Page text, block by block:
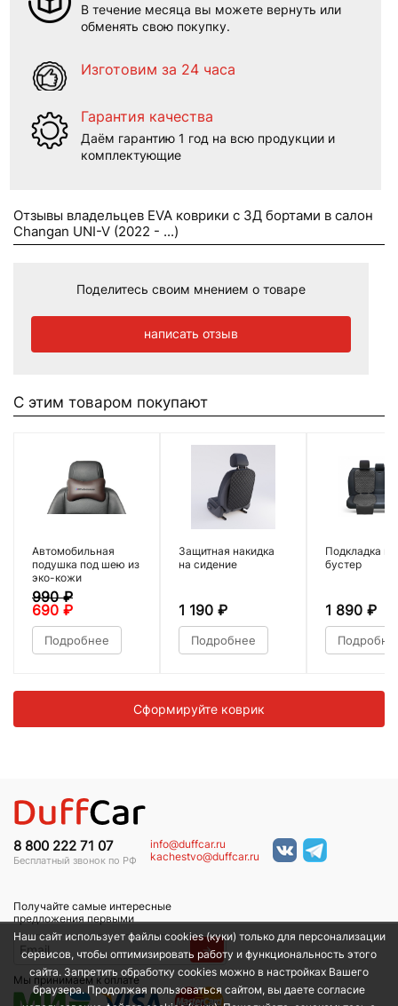
В течение месяца вы можете вернуть или
обменять свою покупку.
Изготовим за 24 часа
Гарантия качества
Даём гарантию 1 год на всю продукции и
комплектующие
Отзывы владельцев EVA коврики c 3Д бортами в салон
Changan UNI-V (2022 - ...)
Поделитесь своим мнением о товаре
написать отзыв
С этим товаром покупают
Автомобильная
подушка под шею из
эко-кожи
990₽
690 ₽
Подробнее
Защитная накидка
на сидение
1 190 ₽
Подробнее
Подкладка
бустер
1 890 ₽
Сформируйте коврик
8 800 222 71 07
Бесплатный звонок по РФ
info@duffcar.ru
kachestvo@duffcar.ru
Получайте самые интересные
предложения первыми
→
Мы принимаем к оплате
Наш сайт использует файлы cookies (куки) только для персонализации
сервисов, чтобы оптимизировать работу и функциональность этого
сайта. Запретить обработку cookies можно в настройках Вашего
браузера. Продолжая пользоваться сайтом, вы даете согласие